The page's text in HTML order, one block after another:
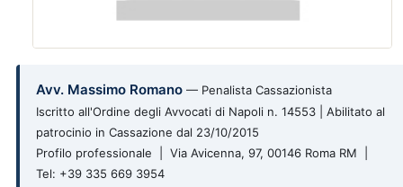
Avv. Massimo Romano — Penalista Cassazionista
Iscritto all'Ordine degli Avvocati di Napoli n. 14553 | Abilitato al
patrocinio in Cassazione dal 23/10/2015
Profilo professionale | Via Avicenna, 97, 00146 Roma RM |
Tel: +39 335 669 3954